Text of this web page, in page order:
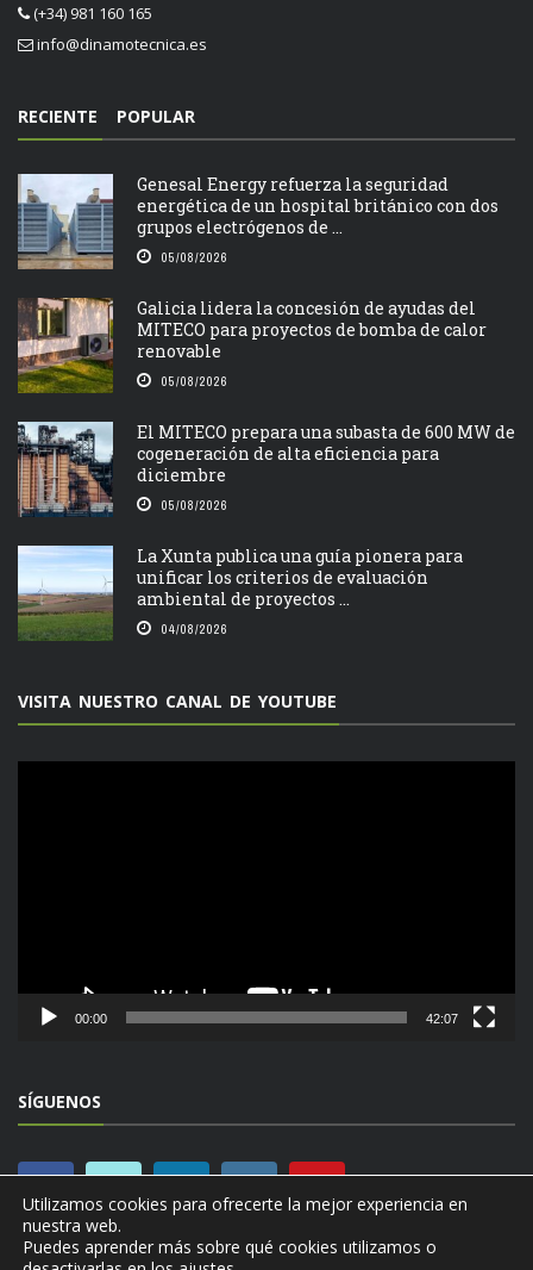
(+34) 981 160 165
info@dinamotecnica.es
RECIENTE POPULAR
Genesal Energy refuerza la seguridad
energética de un hospital británico con dos
grupos electrógenos de ...
05/08/2026
Galicia lidera la concesión de ayudas del
MITECO para proyectos de bomba de calor
renovable
05/08/2026
El MITECO prepara una subasta de 600 MW de
cogeneración de alta eficiencia para
diciembre
05/08/2026
La Xunta publica una guía pionera para
unificar los criterios de evaluación
ambiental de proyectos ...
04/08/2026
VISITA NUESTRO CANAL DE YOUTUBE
00:00 42:07
SÍGUENOS
Utilizamos cookies para ofrecerte la mejor experiencia en
nuestra web.
Puedes aprender más sobre qué cookies utilizamos o